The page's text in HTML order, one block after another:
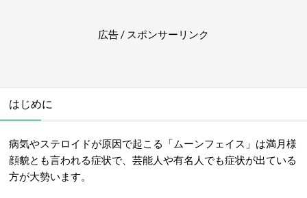
広告 / スポンサーリンク
はじめに
病気やステロイドが原因で起こる「ムーンフェイス」は満月様
顔貌とも言われる症状で、芸能人や有名人でも症状が出ている
方が大勢います。